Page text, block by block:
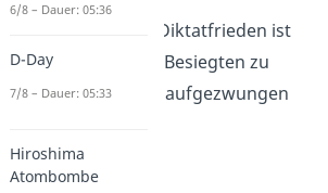
Ein Diktatfrieden ist
ein Frieden, der dem Besiegten zu
harten Bedingungen aufgezwungen
6/8 – Dauer: 05:36
D-Day
7/8 – Dauer: 05:33
Hiroshima
Atombombe